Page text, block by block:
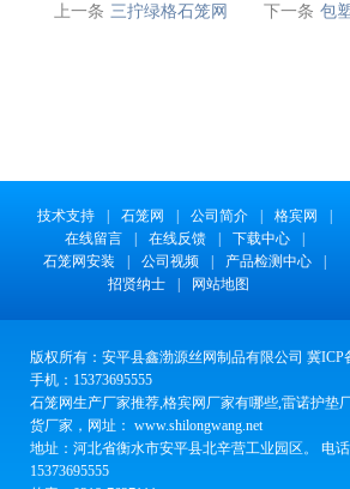
上一条 三拧绿格石笼网 下一条 包
技术支持 石笼网 公司简介 格宾网
在线留言
在线反馈 下载中心
石笼网安装
公司视频 产品检测中心
招贤纳士
网站地图
版权所有：安平县鑫渤源丝网制品有限公司 冀ICP
手机：15373695555
石笼网生产厂家推荐,格宾网厂家有哪些,雷诺护垫
货厂家，网址： www.shilongwang.net
地址：河北省衡水市安平县北辛营工业园区。 电话
15373695555